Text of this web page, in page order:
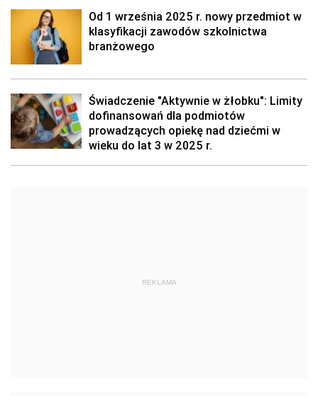
Od 1 września 2025 r. nowy przedmiot w
klasyfikacji zawodów szkolnictwa
branżowego
Świadczenie "Aktywnie w żłobku": Limity
dofinansowań dla podmiotów
prowadzących opiekę nad dziećmi w
wieku do lat 3 w 2025 r.
REKLAMA